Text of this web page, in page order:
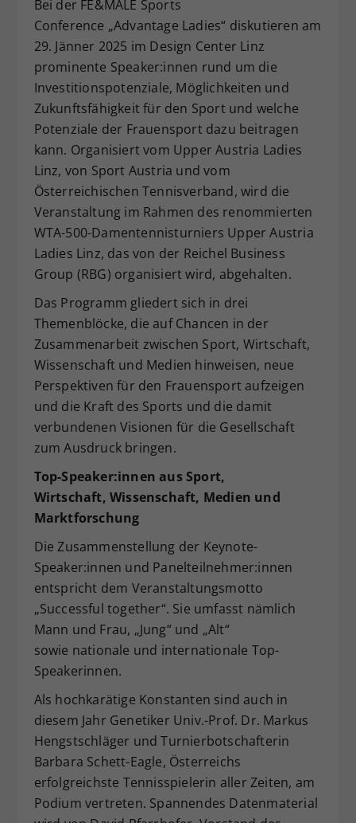
Bei der FE&MALE Sports
Conference „Advantage Ladies“ diskutieren am
29. Jänner 2025 im Design Center Linz
prominente Speaker:innen rund um die
Investitionspotenziale, Möglichkeiten und
Zukunftsfähigkeit für den Sport und welche
Potenziale der Frauensport dazu beitragen
kann. Organisiert vom Upper Austria Ladies
Linz, von Sport Austria und vom
Österreichischen Tennisverband, wird die
Veranstaltung im Rahmen des renommierten
WTA-500-Damentennisturniers Upper Austria
Ladies Linz, das von der Reichel Business
Group (RBG) organisiert wird, abgehalten.
Das Programm gliedert sich in drei
Themenblöcke, die auf Chancen in der
Zusammenarbeit zwischen Sport, Wirtschaft,
Wissenschaft und Medien hinweisen, neue
Perspektiven für den Frauensport aufzeigen
und die Kraft des Sports und die damit
verbundenen Visionen für die Gesellschaft
zum Ausdruck bringen.
Top-Speaker:innen aus Sport,
Wirtschaft, Wissenschaft, Medien und
Marktforschung
Die Zusammenstellung der Keynote-
Speaker:innen und Panelteilnehmer:innen
entspricht dem Veranstaltungsmotto
„Successful together“. Sie umfasst nämlich
Mann und Frau, „Jung“ und „Alt“
sowie nationale und internationale Top-
Speakerinnen.
Als hochkarätige Konstanten sind auch in
diesem Jahr Genetiker Univ.-Prof. Dr. Markus
Hengstschläger und Turnierbotschafterin
Barbara Schett-Eagle, Österreichs
erfolgreichste Tennisspielerin aller Zeiten, am
Podium vertreten. Spannendes Datenmaterial
Zweck
Dieser Wert speichert Ihre Consent-
Einstellungen. Unter anderem eine
zufällig generierte ID, für die
historische Speicherung Ihrer
vorgenommen Einstellungen, falls der
Webseiten-Betreiber dies eingestellt
hat.